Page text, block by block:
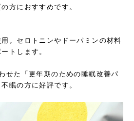
方におすすめです。
。セロトニンやドーパミンの材料
トします。
せた「更年期のための睡眠改善パ
眠の方に好評です。